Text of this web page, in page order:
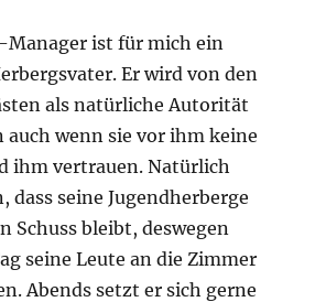
Manager ist für mich ein
Er wird von den
als natürliche Autorität
wenn sie vor ihm keine
ihm vertrauen. Natürlich
dass seine Jugendherberge
Schuss bleibt, deswegen
seine Leute an die Zimmer
Abends setzt er sich gerne